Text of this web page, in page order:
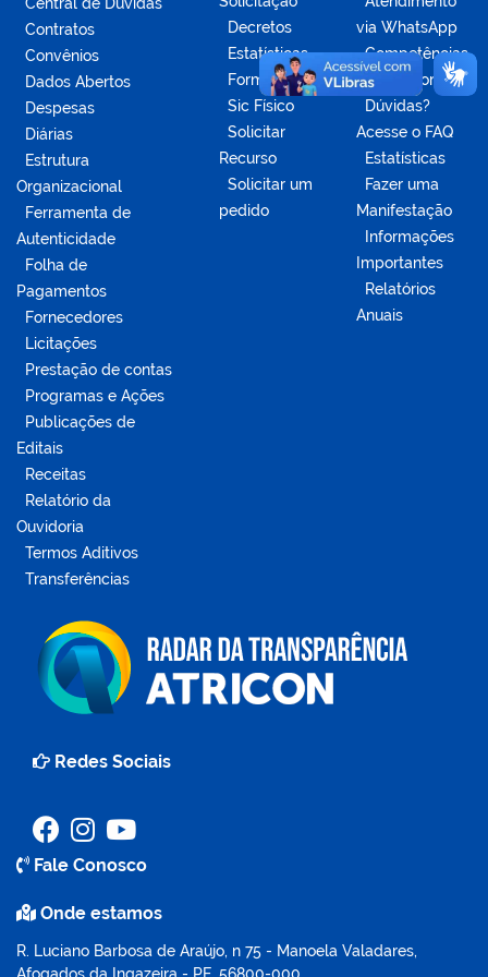
Central de Dúvidas
Contratos
Convênios
Dados Abertos
Despesas
Diárias
Estrutura
Organizacional
Ferramenta de
Autenticidade
Folha de
Pagamentos
Fornecedores
Licitações
Prestação de contas
Programas e Ações
Publicações de
Editais
Receitas
Relatório da
Ouvidoria
Termos Aditivos
Transferências
Decretos
Estatísticas
Formulários
Sic Físico
Solicitar
Recurso
Solicitar um
pedido
via WhatsApp
Competências
da Ouvidoria
Dúvidas?
Acesse o FAQ
Estatísticas
Fazer uma
Manifestação
Informações
Importantes
Relatórios
Anuais
Redes Sociais
Fale Conosco
Onde estamos
R. Luciano Barbosa de Araújo, n 75 - Manoela Valadares,